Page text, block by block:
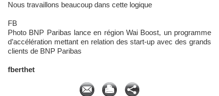
Nous travaillons beaucoup dans cette logique
FB
Photo BNP Paribas lance en région Wai Boost, un programme
d’accélération mettant en relation des start-up avec des grands
clients de BNP Paribas
fberthet